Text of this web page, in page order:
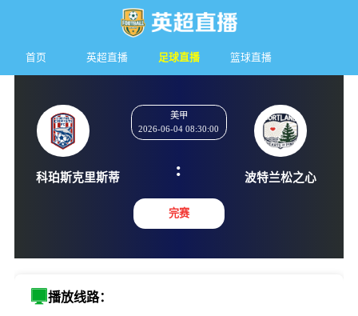
首页 英超直播 足球直播 篮球直播
科珀斯克里斯蒂
美甲
2026-06-04 08:30:00
:
完赛
播放线路：